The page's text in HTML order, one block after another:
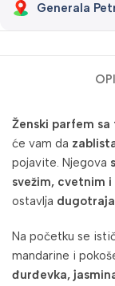
Generala
Ženski parfem sa
će vam da
pojavite. Njegova
svežim, cvetnim
ostavlja
Na početku se
mandarine i
đurđevka,